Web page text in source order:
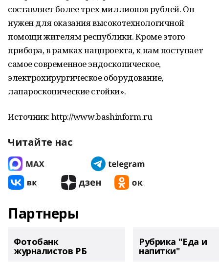
составляет более трех миллионов рублей. Он
нужен для оказания высокотехнологичной
помощи жителям республики. Кроме этого
прибора, в рамках нацпроекта, к нам поступает
самое современное эндоскопическое,
электрохирургическое оборудование,
лапароскопические стойки».
Источник: http://www.bashinform.ru
Читайте нас
Партнеры
Фотобанк
журналистов РБ
Рубрика "Еда и
напитки"